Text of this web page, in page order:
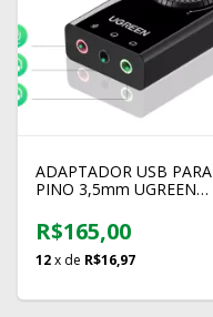
ADAPTADOR USB PARA
PINO 3,5mm UGREEN
R$165,00
12x de R$16,97